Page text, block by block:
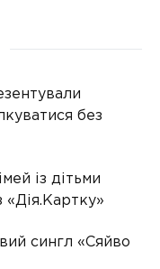
без
із дітьми
сингл «Сяйво